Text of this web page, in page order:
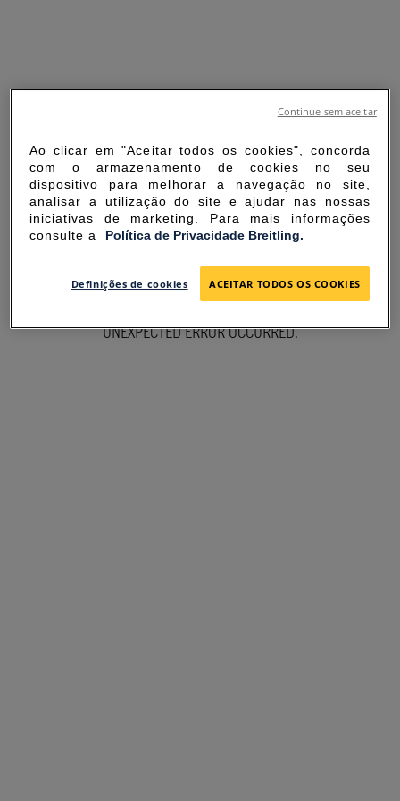
SORRY FOR THE
INCONVENIENCE
UNEXPECTED ERROR OCCURRED.
Ao clicar em "Aceitar todos os cookies", concorda
com o armazenamento de cookies no seu
dispositivo para melhorar a navegação no site,
analisar a utilização do site e ajudar nas nossas
iniciativas de marketing. Para mais informações
consulte a
Política de Privacidade Breitling.
Definições de cookies ACEITAR TODOS OS COOKIES
Continue sem aceitar